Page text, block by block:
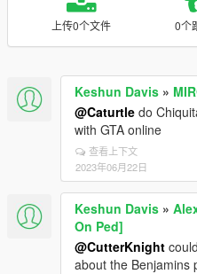
上传0个文件 0个
Keshun Davis »
@Caturtle do
with GTA online
查看上下文
2023年06月22日
Keshun Davis »
On Ped]
@CutterKnight
about the Benjamins